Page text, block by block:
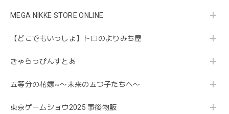
MEGA NIKKE STORE ONLINE
【どこでもいっしょ】トロのよりみち屋
きゃらっぴんすとあ
五等分の花嫁∽〜未来の五つ子たちへ〜
東京ゲームショウ2025 事後物販